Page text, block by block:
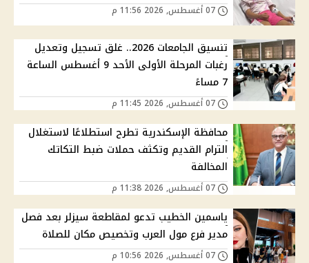
تنسيق الجامعات 2026.. غلق تسجيل وتعديل
رغبات المرحلة الأولى الأحد 9 أغسطس الساعة
7 مساءً
محافظة الإسكندرية تطرح استطلاعًا لاستغلال
الترام القديم وتكثف حملات ضبط التكاتك
المخالفة
ياسمين الخطيب تدعو لمقاطعة سيزلر بعد فصل
مدير فرع مول العرب وتخصيص مكان للصلاة